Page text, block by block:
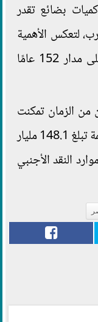
طن، وكميات بضائع تقدر
لتعكس الأهمية
الاستراتيجية التي تتمتع بها القناة على مدار 152 عامًا
الزمان تمكنت
قناة السويس من تحقيق إيرادات ضخمة تبلغ 148.1 مليار
النقد الأجنبي